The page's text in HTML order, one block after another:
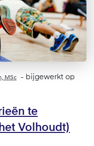
MSc - bijgewerkt op
te
Volhoudt)